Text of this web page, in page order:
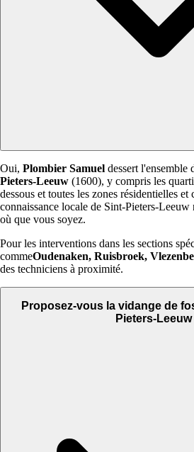
Oui, Plombier Samuel dessert l'ensemble
Pieters-Leeuw (1600), y compris les
dessous et toutes les zones résidentielles
connaissance locale de Sint-Pieters-Leeuw
où que vous soyez.
Pour les interventions dans les sections
commeOudenaken, Ruisbroek,
des techniciens à proximité.
Proposez-vous la vidange de
Pieters-Leeuw